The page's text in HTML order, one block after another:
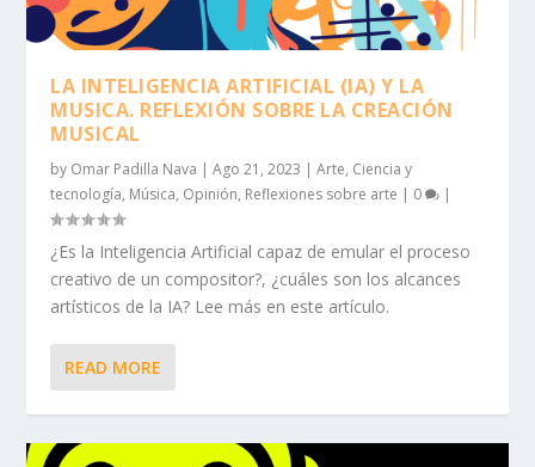
LA INTELIGENCIA ARTIFICIAL (IA) Y LA
MUSICA. REFLEXIÓN SOBRE LA CREACIÓN
MUSICAL
by Omar Padilla Nava |Ago 21, 2023 |Arte, Ciencia y
tecnología, Música, Opinión, Reflexiones sobre arte | 0 |
¿Es la Inteligencia Artificial capaz de emular el proceso
creativo de un compositor?, ¿cuáles son los alcances
artísticos de la IA? Lee más en este artículo.
READ MORE